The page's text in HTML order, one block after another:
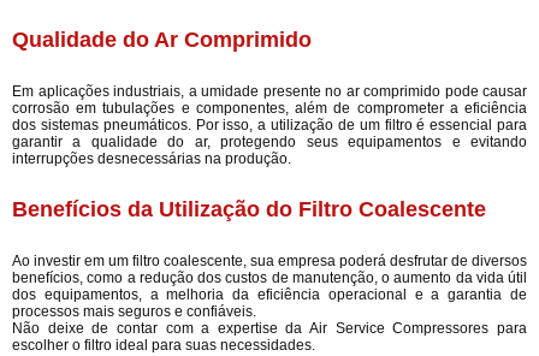
Qualidade do Ar Comprimido
Em aplicações industriais, a umidade presente no ar comprimido pode causar
corrosão em tubulações e componentes, além de comprometer a eficiência
dos sistemas pneumáticos. Por isso, a utilização de um filtro é essencial para
garantir a qualidade do ar, protegendo seus equipamentos e evitando
interrupções desnecessárias na produção.
Benefícios da Utilização do Filtro Coalescente
Ao investir em um filtro coalescente, sua empresa poderá desfrutar de diversos
benefícios, como a redução dos custos de manutenção, o aumento da vida útil
dos equipamentos, a melhoria da eficiência operacional e a garantia de
processos mais seguros e confiáveis.
Não deixe de contar com a expertise da Air Service Compressores para
escolher o filtro ideal para suas necessidades.